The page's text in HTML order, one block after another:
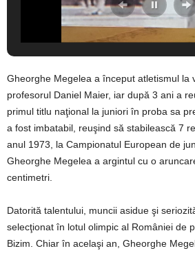
Gheorghe Megelea a început atletismul la
profesorul Daniel Maier, iar după 3 ani a
primul titlu naţional la juniori în proba sa
a fost imbatabil, reuşind să stabilească 7
anul 1973, la Campionatul European de
Gheorghe Megelea a argintul cu o
centimetri.
Datorită talentului, muncii asidue şi
selecţionat în lotul olimpic al României de
Bizim. Chiar în acelaşi an, Gheorghe